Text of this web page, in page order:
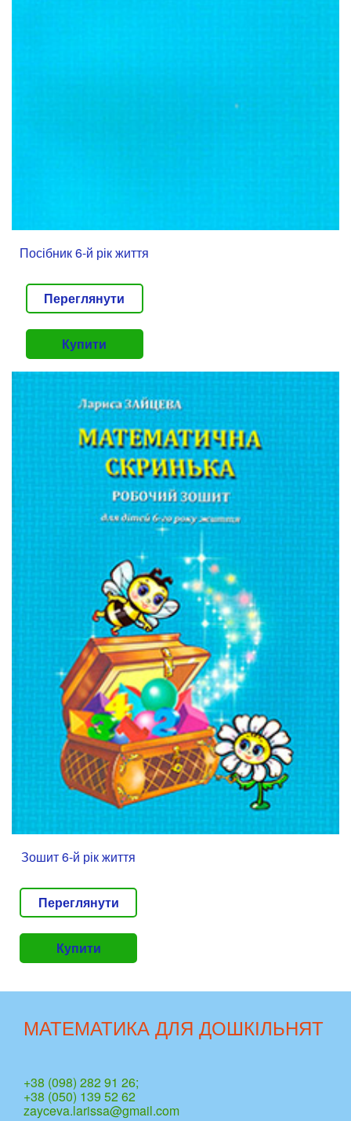
Посібник 6-й рік життя
Переглянути
Купити
Зошит 6-й рік життя
Переглянути
Купити
МАТЕМАТИКА ДЛЯ ДОШКІЛЬНЯТ
+38 (098) 282 91 26;
+38 (050) 139 52 62
zayceva.larissa@gmail.com